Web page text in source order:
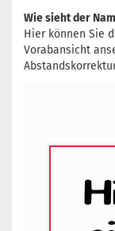
Wie sieht der
Hier können Sie
Vorabansicht